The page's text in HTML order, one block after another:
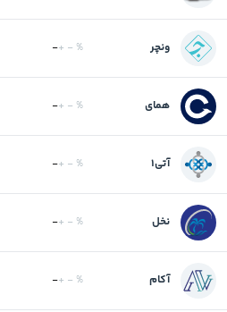
ونچر -+ - %
همای -+ - %
آتی۱ -+ - %
نخل -+ - %
آکام -+ - %